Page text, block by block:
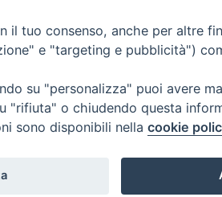
tuo consenso, anche per altre
e "targeting e pubblicità")
su "personalizza" puoi avere
"rifiuta" o chiudendo questa
sono disponibili nella cookie